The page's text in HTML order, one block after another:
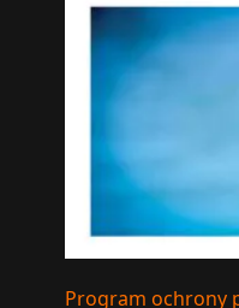
Program ochrony